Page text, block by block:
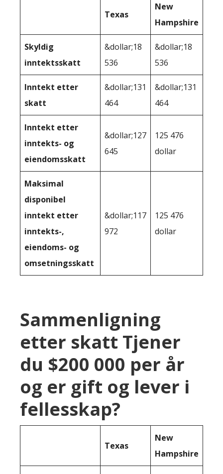
Texas
New
Hampshire
Skyldig
inntektsskatt
&dollar;18
536
&dollar;18
536
Inntekt etter
skatt
&dollar;131
464
&dollar;131
464
Inntekt etter
inntekts- og
eiendomsskatt
&dollar;127
645
125 476
dollar
Maksimal
disponibel
inntekt etter
inntekts-,
eiendoms- og
omsetningsskatt
&dollar;117
972
125 476
dollar
Sammenligning
etter skatt Tjener
du $200 000 per år
og er gift og lever i
fellesskap?
Texas
New
Hampshire